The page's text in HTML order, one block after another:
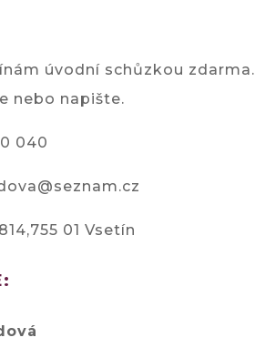
úvodní schůzkou zdarma.
nebo napište.
040
01 Vsetín